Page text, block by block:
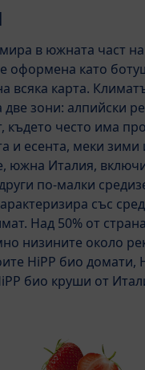
в южната част
оформена като
всяка карта.
две зони: алпийски
където често има
и есента, меки
южна Италия,
по-малки
със
Над 50% от
низините около
HiPP био домати,
био круши от